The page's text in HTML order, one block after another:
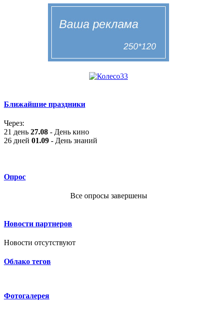
Ближайшие праздники
Через:
21 день 27.08 - День кино
26 дней 01.09 - День знаний
Опрос
Все опросы завершены
Новости партнеров
Новости отсутствуют
Облако тегов
Фотогалерея